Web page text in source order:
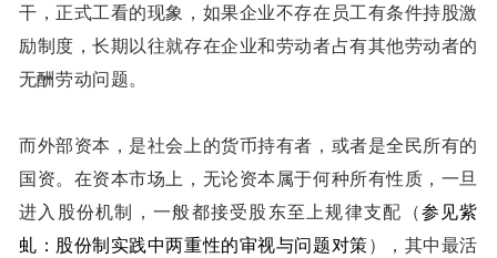
干，正式工看的现象，如果企业不存在员工有条件持股激
励制度，长期以往就存在企业和劳动者占有其他劳动者的
无酬劳动问题。
而外部资本，是社会上的货币持有者，或者是全民所有的
国资。在资本市场上，无论资本属于何种所有性质，一旦
进入股份机制，一般都接受股东至上规律支配（参见紫
虬：股份制实践中两重性的审视与问题对策），其中最活